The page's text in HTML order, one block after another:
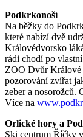
Podkrkonoší
Na běžky do
které nabízí dvě
Královédvorsko
rádi chodí po
ZOO Dvůr Králové
pozorování zvířat
zeber a nosorožců.
Více na
Orlické hory a
Ski centrum Říčky